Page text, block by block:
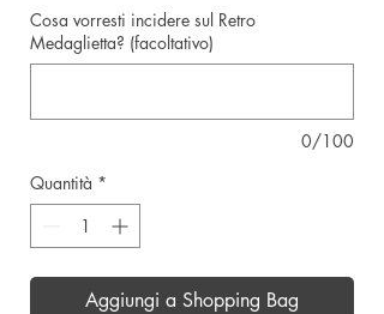
Cosa vorresti incidere sul Retro
Medaglietta? (facoltativo)
0/100
Quantità *
Aggiungi a Shopping Bag